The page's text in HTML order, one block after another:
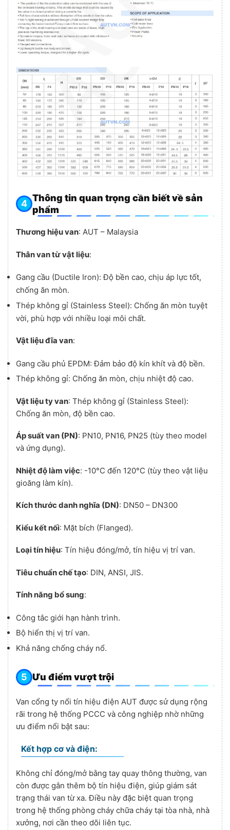
Thông tin quan trọng cần biết về sản
phẩm
Thương hiệu van: AUT – Malaysia
Thân van từ vật liệu:
Gang cầu (Ductile Iron): Độ bền cao, chịu áp lực tốt,
chống ăn mòn.
Thép không gỉ (Stainless Steel): Chống ăn mòn tuyệt
vời, phù hợp với nhiều loại môi chất.
Vật liệu đĩa van:
Gang cầu phủ EPDM: Đảm bảo độ kín khít và độ bền.
Thép không gỉ: Chống ăn mòn, chịu nhiệt độ cao.
Vật liệu ty van: Thép không gỉ (Stainless Steel):
Chống ăn mòn, độ bền cao.
Áp suất van (PN): PN10, PN16, PN25 (tùy theo model
và ứng dụng).
Nhiệt độ làm việc: -10°C đến 120°C (tùy theo vật liệu
gioăng làm kín).
Kích thước danh nghĩa (DN): DN50 – DN300
Kiểu kết nối: Mặt bích (Flanged).
Loại tín hiệu: Tín hiệu đóng/mở, tín hiệu vị trí van.
Tiêu chuẩn chế tạo: DIN, ANSI, JIS.
Tính năng bổ sung:
Công tắc giới hạn hành trình.
Bộ hiển thị vị trí van.
Khả năng chống cháy nổ.
Ưu điểm vượt trội
Van cổng ty nổi tín hiệu điện AUT được sử dụng rộng
rãi trong hệ thống PCCC và công nghiệp nhờ những
ưu điểm nổi bật sau:
Kết hợp cơ và điện:
Không chỉ đóng/mở bằng tay quay thông thường, van
còn được gắn thêm bộ tín hiệu điện, giúp giám sát
trạng thái van từ xa. Điều này đặc biệt quan trọng
trong hệ thống phòng cháy chữa cháy tại tòa nhà, nhà
xưởng, nơi cần theo dõi liên tục.